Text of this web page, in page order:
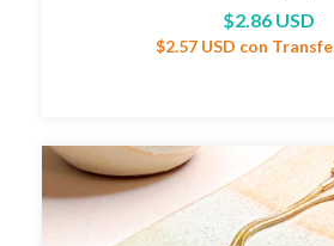
$2.86 USD
$2.57 USD con